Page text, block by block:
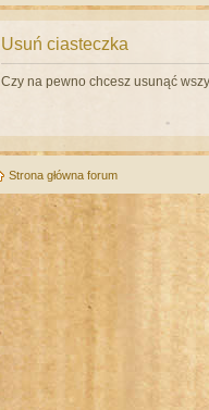
Usuń ciasteczka
Czy na pewno chcesz usunąć
Strona główna forum